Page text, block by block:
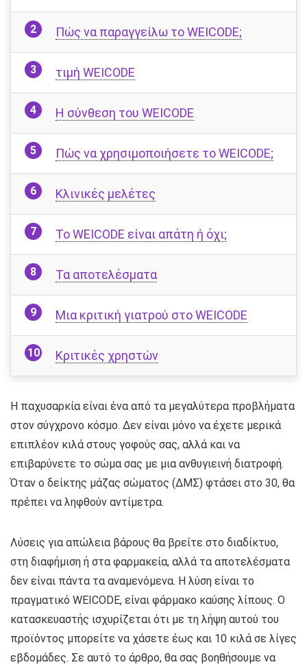
Πώς να παραγγείλω το WEICODE;
τιμή WEICODE
Η σύνθεση του WEICODE
Πώς να χρησιμοποιήσετε το WEICODE;
Κλινικές μελέτες
Το WEICODE είναι απάτη ή όχι;
Τα αποτελέσματα
Μια κριτική γιατρού στο WEICODE
Κριτικές χρηστών
Η παχυσαρκία είναι ένα από τα μεγαλύτερα προβλήματα
στον σύγχρονο κόσμο. Δεν είναι μόνο να έχετε μερικά
επιπλέον κιλά στους γοφούς σας, αλλά και να
επιβαρύνετε το σώμα σας με μια ανθυγιεινή διατροφή.
Όταν ο δείκτης μάζας σώματος (ΔΜΣ) φτάσει στο 30, θα
πρέπει να ληφθούν αντίμετρα.
Λύσεις για απώλεια βάρους θα βρείτε στο διαδίκτυο,
στη διαφήμιση ή στα φαρμακεία, αλλά τα αποτελέσματα
δεν είναι πάντα τα αναμενόμενα. Η λύση είναι το
πραγματικό WEICODE, είναι φάρμακο καύσης λίπους. Ο
κατασκευαστής ισχυρίζεται ότι με τη λήψη αυτού του
προϊόντος μπορείτε να χάσετε έως και 10 κιλά σε λίγες
εβδομάδες. Σε αυτό το άρθρο, θα σας βοηθήσουμε να